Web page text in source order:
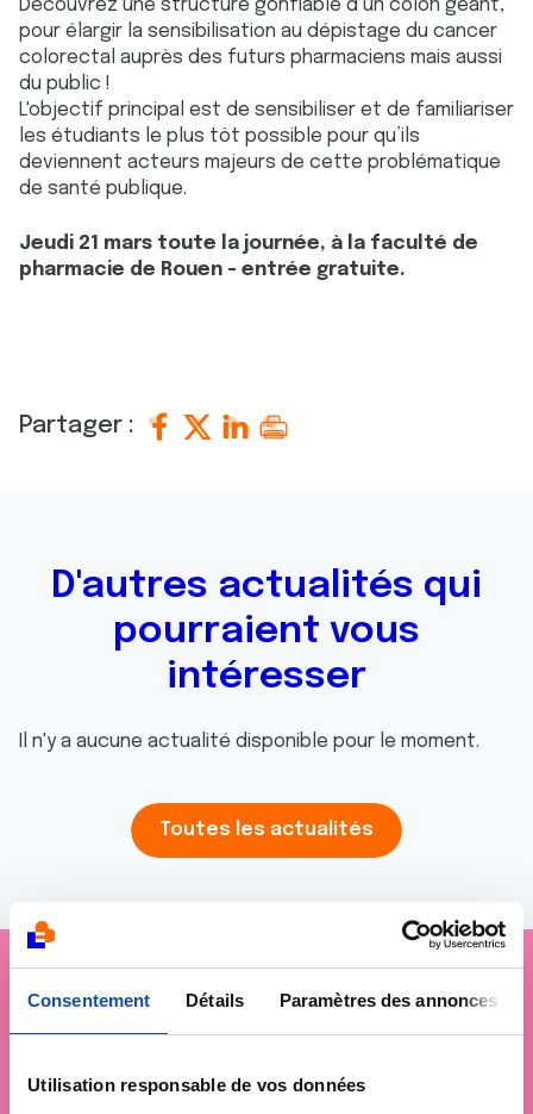
Consentement Détails Paramètres des annonces
Utilisation responsable de vos données
Découvrez une structure gonflable d’un côlon géant,
pour élargir la sensibilisation au dépistage du cancer
colorectal auprès des futurs pharmaciens mais aussi
du public !
L'objectif principal est de sensibiliser et de familiariser
les étudiants le plus tôt possible pour qu’ils
deviennent acteurs majeurs de cette problématique
de santé publique.
Jeudi 21 mars toute la journée, à la faculté de
pharmacie de Rouen - entrée gratuite.
Partager :
D'autres actualités qui
pourraient vous
intéresser
Il n'y a aucune actualité disponible pour le moment.
Toutes les actualités
Je soutiens
contre le cancer